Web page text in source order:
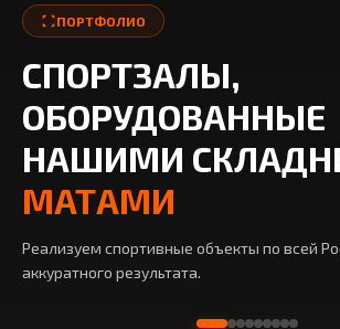
ПОРТФОЛИО
СПОРТЗАЛЫ,
ОБОРУДОВАННЫЕ
НАШИМИ
МАТАМИ
Реализуем спортивные объекты по всей
аккуратного результата.